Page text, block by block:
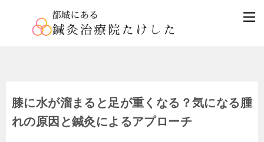
膝に水が溜まると足が重くなる？気になる腫
れの原因と鍼灸によるアプローチ